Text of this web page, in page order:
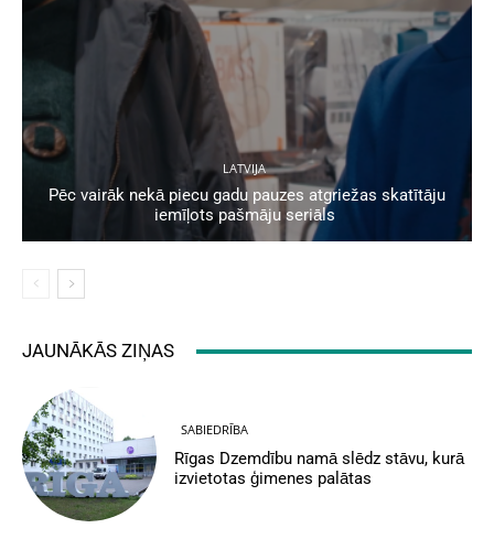
LATVIJA
Pēc vairāk nekā piecu gadu pauzes atgriežas skatītāju
iemīļots pašmāju seriāls
JAUNĀKĀS ZIŅAS
SABIEDRĪBA
Rīgas Dzemdību namā slēdz stāvu, kurā
izvietotas ģimenes palātas